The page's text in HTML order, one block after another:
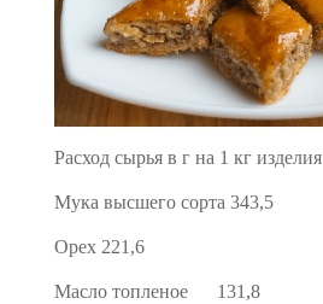
Расход сырья в г на 1 кг изделия
Мука высшего сорта 343,5
Орех 221,6
Масло топленое 131,8